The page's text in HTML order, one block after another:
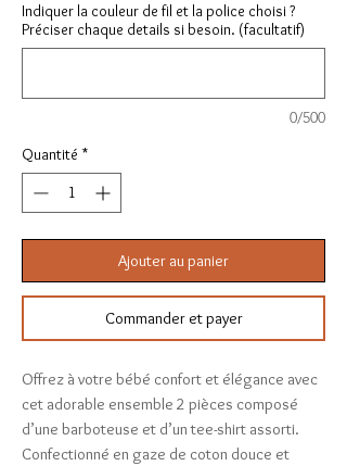
Indiquer la couleur de fil et la police choisi ?
Préciser chaque details si besoin. (facultatif)
0/500
Quantité *
Ajouter au panier
Commander et payer
Offrez à votre bébé confort et élégance avec
cet adorable ensemble 2 pièces composé
d’une barboteuse et d’un tee-shirt assorti.
Confectionné en gaze de coton douce et